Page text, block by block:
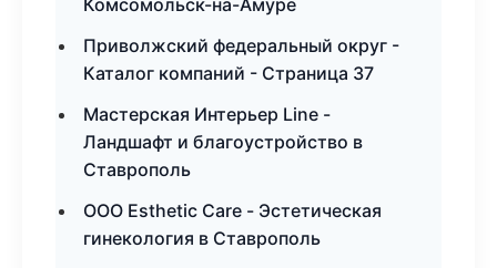
Комсомольск-на-Амуре
Приволжский федеральный округ -
Каталог компаний - Страница 37
Мастерская Интерьер Line -
Ландшафт и благоустройство в
Ставрополь
ООО Esthetic Care - Эстетическая
гинекология в Ставрополь